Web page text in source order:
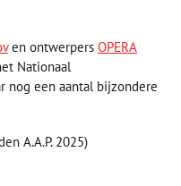
en ontwerpers OPERA
Nationaal
nog een aantal bijzondere
A.A.P. 2025)